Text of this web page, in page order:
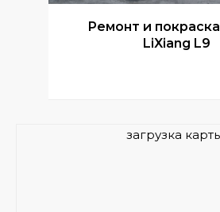
Ремонт и
LiXiang L9
загрузка